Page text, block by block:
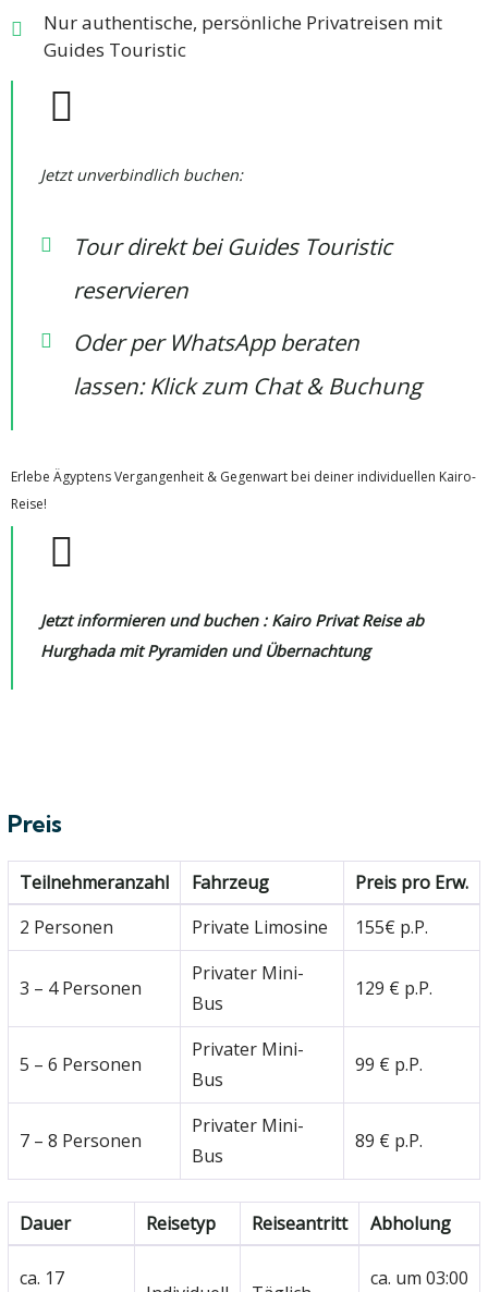
Nur authentische, persönliche Privatreisen mit
Guides Touristic
Jetzt unverbindlich buchen:
Tour direkt bei Guides Touristic
reservieren
Oder per WhatsApp beraten
lassen:Klick zum Chat & Buchung
Erlebe Ägyptens Vergangenheit & Gegenwart bei deiner individuellen Kairo-
Reise!
Jetzt informieren und buchen : Kairo Privat Reise ab
Hurghada mit Pyramiden und Übernachtung
Preis
Teilnehmeranzahl Fahrzeug
Preis pro Erw.
2 Personen
Private Limosine 155€ p.P.
3 – 4 Personen
Privater Mini-
Bus
129 € p.P.
5 – 6 Personen
Privater Mini-
Bus
99 € p.P.
7 – 8 Personen
Privater Mini-
Bus
89 € p.P.
Dauer Reisetyp Reiseantritt Abholung
ca. 17 ca. um 03:00